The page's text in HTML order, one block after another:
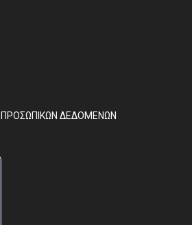
ΠΡΟΣΩΠΙΚΩΝ ΔΕΔΟΜΕΝΩΝ